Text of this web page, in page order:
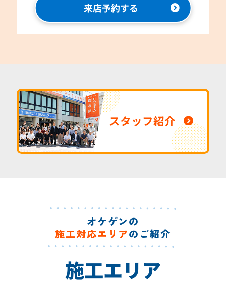
来店予約する
スタッフ紹介
オケゲンの
施工対応エリアのご紹介
施工エリア